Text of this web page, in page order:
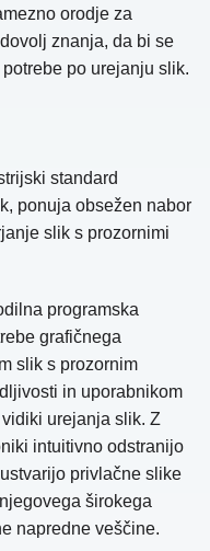
orodje za
znanja, da bi se
po urejanju slik.
standard
ponuja obsežen nabor
slik s prozornimi
programska
grafičnega
slik s prozornim
in uporabnikom
urejanja slik. Z
intuitivno odstranijo
privlačne slike
širokega
napredne veščine.